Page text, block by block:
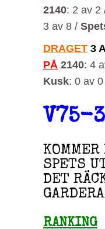
2140: 2 av 2
3 av 8 /
DRAGET 3
PÅ 2140: 4
Kusk: 0 av
V75-3
SPETS
DET
RANKING